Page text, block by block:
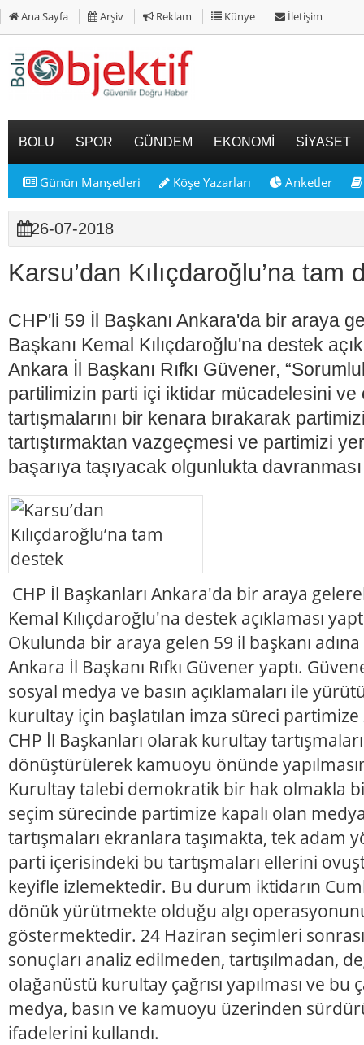
Ana Sayfa Arşiv Reklam Künye İletişim
BOLU SPOR GÜNDEM EKONOMİ SİYASET
Günün Manşetleri Köşe Yazarları Anketler
26-07-2018
Karsu’dan Kılıçdaroğlu’na tam
CHP'li 59 İl Başkanı Ankara'da bir araya
Başkanı Kemal Kılıçdaroğlu'na destek
Ankara İl Başkanı Rıfkı Güvener,
partilimizin parti içi iktidar mücadelesini
tartışmalarını bir kenara bırakarak
tartıştırmaktan vazgeçmesi ve partimizi
başarıya taşıyacak olgunlukta
CHP İl Başkanları Ankara'da bir araya
Kemal Kılıçdaroğlu'na destek açıklaması
Okulunda bir araya gelen 59 il başkanı adına
Ankara İl Başkanı Rıfkı Güvener yaptı.
sosyal medya ve basın açıklamaları ile
kurultay için başlatılan imza süreci
CHP İl Başkanları olarak kurultay
dönüştürülerek kamuoyu önünde
Kurultay talebi demokratik bir hak olmakla
seçim sürecinde partimize kapalı olan
tartışmaları ekranlara taşımakta, tek adam
parti içerisindeki bu tartışmaları ellerini
keyifle izlemektedir. Bu durum iktidarın
dönük yürütmekte olduğu algı
göstermektedir. 24 Haziran seçimleri
sonuçları analiz edilmeden, tartışılmadan,
olağanüstü kurultay çağrısı yapılması ve bu
medya, basın ve kamuoyu üzerinden
ifadelerini kullandı.